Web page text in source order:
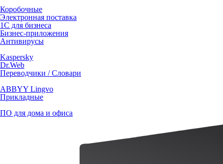
Коробочные
Электронная поставка
1С для бизнеса
Бизнес-приложения
Антивирусы
Kaspersky
Dr.Web
Переводчики / Словари
ABBYY Lingvo
Прикладные
ПО для дома и офиса